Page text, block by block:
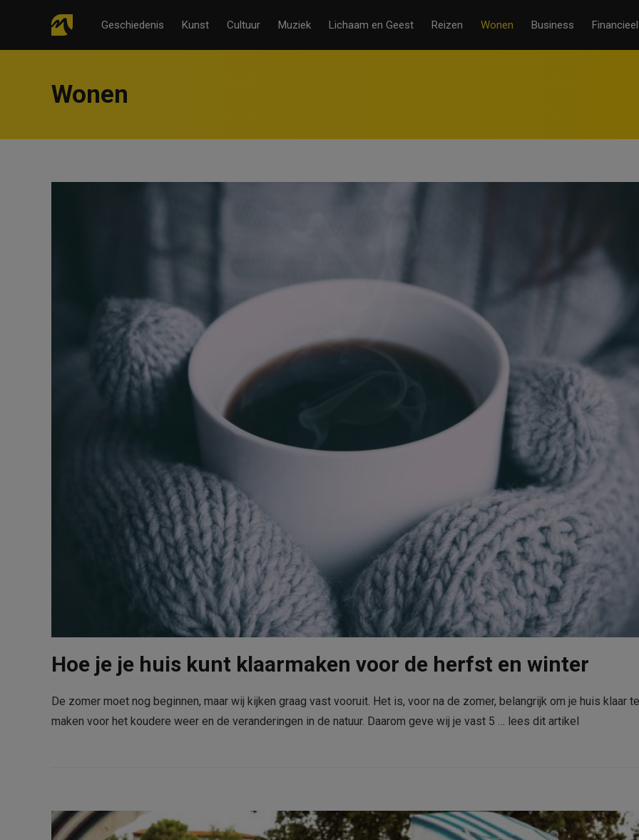
Geschiedenis Kunst Cultuur Muziek Lichaam en Geest Reizen Wonen Business Financieel
Wonen
Hoe je je huis kunt klaarmaken voor de herfst en winter
De zomer moet nog beginnen, maar wij kijken graag vast vooruit. Het is, voor na de zomer, belangrijk om je huis klaar te
maken voor het koudere weer en de veranderingen in de natuur. Daarom geve wij je vast 5 … lees dit artikel